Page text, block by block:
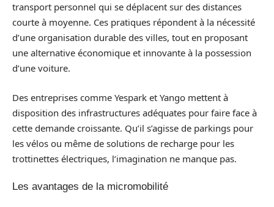
transport personnel qui se déplacent sur des distances
courte à moyenne. Ces pratiques répondent à la nécessité
d’une organisation durable des villes, tout en proposant
une alternative économique et innovante à la possession
d’une voiture.
Des entreprises comme Yespark et Yango mettent à
disposition des infrastructures adéquates pour faire face à
cette demande croissante. Qu’il s’agisse de parkings pour
les vélos ou même de solutions de recharge pour les
trottinettes électriques, l’imagination ne manque pas.
Les avantages de la micromobilité